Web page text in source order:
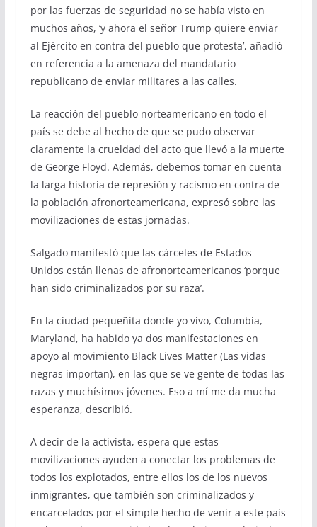
por las fuerzas de seguridad no se había visto en
muchos años, ‘y ahora el señor Trump quiere enviar
al Ejército en contra del pueblo que protesta’, añadió
en referencia a la amenaza del mandatario
republicano de enviar militares a las calles.
La reacción del pueblo norteamericano en todo el
país se debe al hecho de que se pudo observar
claramente la crueldad del acto que llevó a la muerte
de George Floyd. Además, debemos tomar en cuenta
la larga historia de represión y racismo en contra de
la población afronorteamericana, expresó sobre las
movilizaciones de estas jornadas.
Salgado manifestó que las cárceles de Estados
Unidos están llenas de afronorteamericanos ‘porque
han sido criminalizados por su raza’.
En la ciudad pequeñita donde yo vivo, Columbia,
Maryland, ha habido ya dos manifestaciones en
apoyo al movimiento Black Lives Matter (Las vidas
negras importan), en las que se ve gente de todas las
razas y muchísimos jóvenes. Eso a mí me da mucha
esperanza, describió.
A decir de la activista, espera que estas
movilizaciones ayuden a conectar los problemas de
todos los explotados, entre ellos los de los nuevos
inmigrantes, que también son criminalizados y
encarcelados por el simple hecho de venir a este país